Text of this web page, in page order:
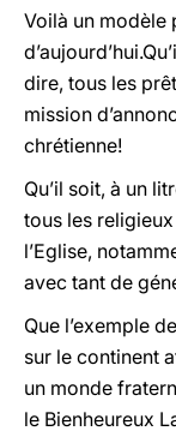
Voilà un modèle
dire, tous les
mission
chrétienne!
Qu’il soit, à un
tous les
l’Eglise,
avec tant de
Que l’exemple
sur le continent
un monde
le Bienheureux